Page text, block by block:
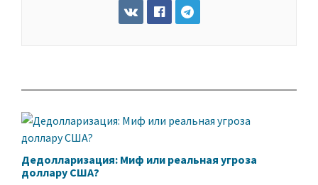
Дедолларизация: Миф или реальная угроза
доллару США?